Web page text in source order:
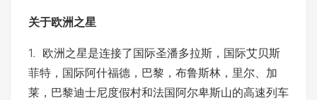
关于欧洲之星
1. 欧洲之星是连接了国际圣潘多拉斯，国际艾贝斯
菲特，国际阿什福德，巴黎，布鲁斯林，里尔、加
莱，巴黎迪士尼度假村和法国阿尔卑斯山的高速列车